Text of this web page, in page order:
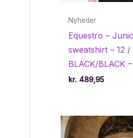
Nyheder
Equestro –
sweatshirt – 12 /
BLACK/BLACK
kr. 489,95